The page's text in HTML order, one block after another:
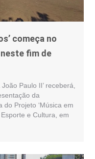
começa no
fim de
Paulo II’ receberá,
da
Projeto ‘Música em
e Cultura, em